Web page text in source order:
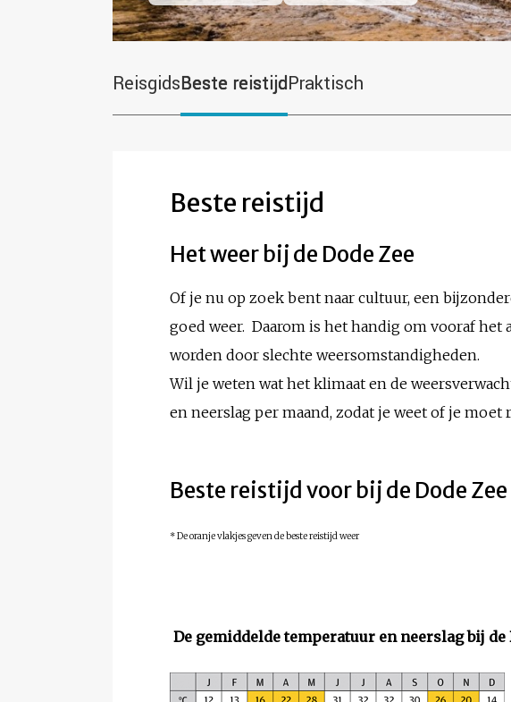
ReisgidsBeste reistijdPraktisch
Beste reistijd
Het weer bij de Dode Zee
Of je nu op zoek bent naar cultuur, een
goed weer. Daarom is het handig om vooraf
worden door slechte weersomstandigheden.
Wil je weten wat het klimaat en de
en neerslag per maand, zodat je weet of je
Beste reistijd voor bij de Dode Zee
* De oranje vlakjes geven de beste reistijd weer
De gemiddelde temperatuur en neerslag bij de